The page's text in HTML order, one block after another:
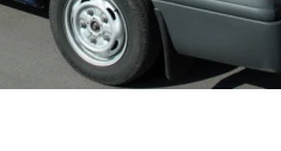
Двухуровневые номера и